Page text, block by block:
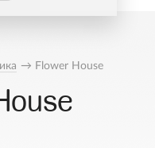
→ Flower House